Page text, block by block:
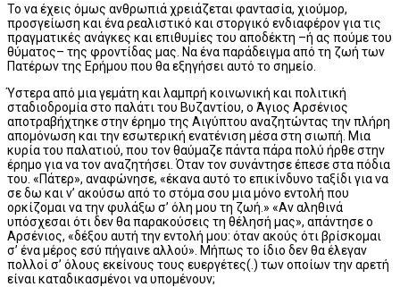
Το να έχεις όμως ανθρωπιά χρειάζεται φαντασία, χιούμορ,
προσγείωση και ένα ρεαλιστικό και στοργικό ενδιαφέρον για τις
πραγματικές ανάγκες και επιθυμίες του αποδέκτη –ή ας πούμε του
θύματος– της φροντίδας μας. Να ένα παράδειγμα από τη ζωή των
Πατέρων της Ερήμου που θα εξηγήσει αυτό το σημείο.
Ύστερα από μια γεμάτη και λαμπρή κοινωνική και πολιτική
σταδιοδρομία στο παλάτι του Βυζαντίου, ο Άγιος Αρσένιος
αποτραβήχτηκε στην έρημο της Αιγύπτου αναζητώντας την πλήρη
απομόνωση και την εσωτερική ενατένιση μέσα στη σιωπή. Μια
κυρία του παλατιού, που τον θαύμαζε πάντα πάρα πολύ ήρθε στην
έρημο για να τον αναζητήσει. Όταν τον συνάντησε έπεσε στα πόδια
του. «Πάτερ», αναφώνησε, «έκανα αυτό το επικίνδυνο ταξίδι για να
σε δω και ν’ ακούσω από το στόμα σου μια μόνο εντολή που
ορκίζομαι να την φυλάξω σ’ όλη μου τη ζωή.» «Αν αληθινά
υπόσχεσαι ότι δεν θα παρακούσεις τη θέλησή μας», απάντησε ο
Αρσένιος, «δέξου αυτή την εντολή μου: όταν ακούς ότι βρίσκομαι
σ’ ένα μέρος εσύ πήγαινε αλλού». Μήπως το ίδιο δεν θα έλεγαν
πολλοί σ’ όλους εκείνους τους ευεργέτες(.) των οποίων την αρετή
είναι καταδικασμένοι να υπομένουν;